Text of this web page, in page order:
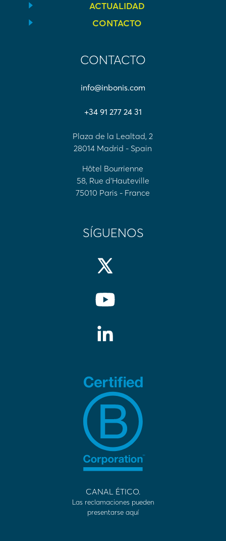
ACTUALIDAD
CONTACTO
CONTACTO
info@inbonis.com
+34 91 277 24 31
Plaza de la Lealtad, 2
28014 Madrid - Spain
Hôtel Bourrienne
58, Rue d'Hauteville
75010 Paris - France
SÍGUENOS
CANAL ÉTICO.
Las reclamaciones pueden
presentarse aquí